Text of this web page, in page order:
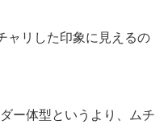
ャリした印象に見えるの
ー体型というより、ムチ